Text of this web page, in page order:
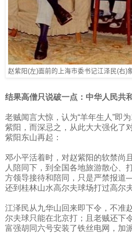
赵紫阳(左)面前的上海市委书记江泽民(右)
结果高僧只说破一点：中华人民共
老贼闻言大惊，认为“羊年生人”即为
紫阳，而深忌之，从此大大强化了
紫阳东山再起：
邓小平活着时，对赵紫阳的软禁尚
人陪同下，到全国各地旅游散心、
方领导接待和陪同，只是严禁报道
还到桂林山水高尔夫球场打过高尔夫
江泽民从九华山回来即下令，不准
尔夫球只能在北京打；且老贼还下
富强胡同六号安装了铁丝电网，加